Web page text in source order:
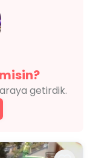
getirdik.